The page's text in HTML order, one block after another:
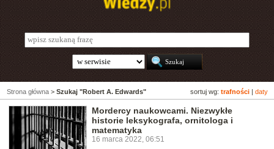
sortuj wg: trafności daty
Strona główna > Szukaj "Robert A. Edwards"
Mordercy naukowcami. Niezwykłe
historie leksykografa, ornitologa i
matematyka
16 marca 2022, 06:51